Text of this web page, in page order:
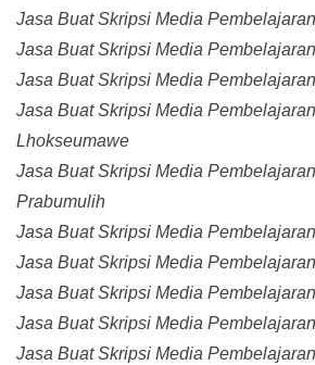
Jasa Buat Skripsi Media
Jasa Buat Skripsi Media
Jasa Buat Skripsi Media
Jasa Buat Skripsi Media
Lhokseumawe
Jasa Buat Skripsi Media
Prabumulih
Jasa Buat Skripsi Media
Jasa Buat Skripsi Media
Jasa Buat Skripsi Media
Jasa Buat Skripsi Media
Jasa Buat Skripsi Media